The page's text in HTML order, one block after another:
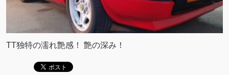
TT独特の濡れ艶感！ 艶の深み！